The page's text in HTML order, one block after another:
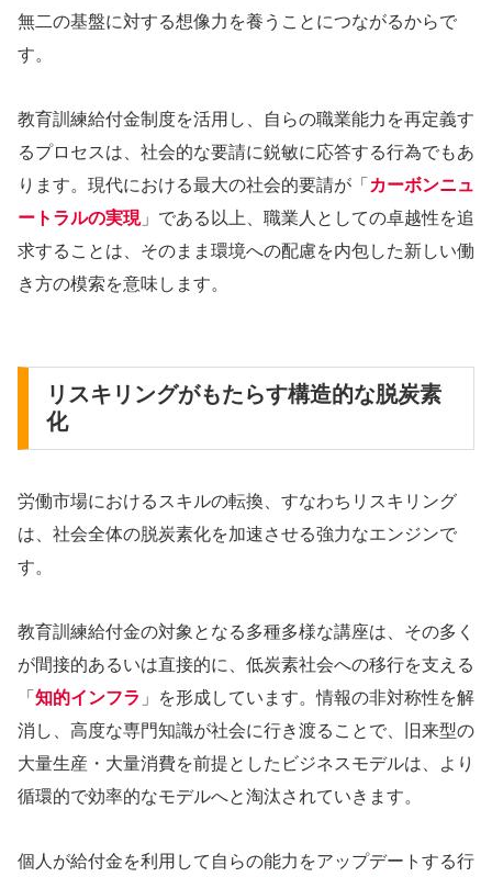
無二の基盤に対する想像力を養うことにつながるからで
す。
教育訓練給付金制度を活用し、自らの職業能力を再定義す
るプロセスは、社会的な要請に鋭敏に応答する行為でもあ
ります。現代における最大の社会的要請が「 カーボンニュ
ートラルの実現」である以上、職業人としての卓越性を追
求することは、そのまま環境への配慮を内包した新しい働
き方の模索を意味します。
リスキリングがもたらす構造的な脱炭素
化
労働市場におけるスキルの転換、すなわちリスキリング
は、社会全体の脱炭素化を加速させる強力なエンジンで
す。
教育訓練給付金の対象となる多種多様な講座は、その多く
が間接的あるいは直接的に、低炭素社会への移行を支える
「 知的インフラ 」を形成しています。情報の非対称性を解
消し、高度な専門知識が社会に行き渡ることで、旧来型の
大量生産・大量消費を前提としたビジネスモデルは、より
循環的で効率的なモデルへと淘汰されていきます。
個人が給付金を利用して自らの能力をアップデートする行